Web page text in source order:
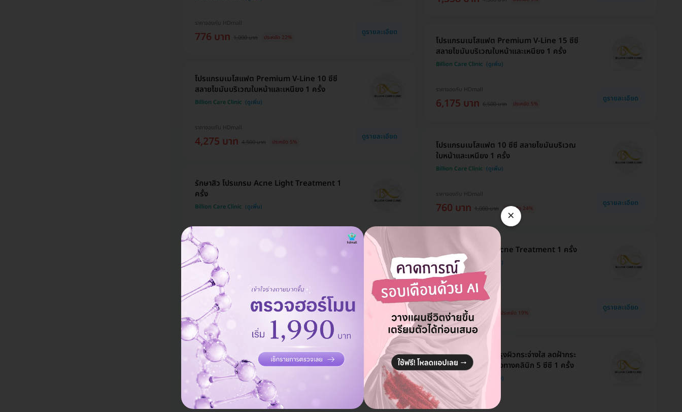
ราคาจองกับ HDmall
776 บาท 1,000 บาท ประหยัด 22%
ดูรายละเอียด
โปรแกรมเมโสแฟต Premium V-Line 10 ซีซี
สลายไขมันบริเวณใบหน้าและเหนียง 1 ครั้ง
Billion Care Clinic
ราคาจองกับ HDmall
4,275 บาท 4,500 บาท ประหยัด 5%
ดูรายละเอียด
รักษาสิว โปรแกรม Acne Light Treatment 1
ครั้ง
Billion Care Clinic
970 บาท ดูรายละเอียด
เลเซอร์ Diode กำจัดขนรักแร้ 1 ครั้ง
Billion Care Clinic
ราคาจองกับ HDmall
776 บาท ประหยัด 22%
ดูรายละเอียด
โปรแกรมเมโสแฟต Premium V-Line 15 ซีซี
สลายไขมันบริเวณใบหน้าและเหนียง 1 ครั้ง
Billion Care Clinic
ราคาจองกับ HDmall
6,175 บาท 6,500 บาท ประหยัด 5%
ดูรายละเอียด
โปรแกรมเมโสแฟต 10 ซีซี สลายไขมันบริเวณ
ใบหน้าและเหนียง 1 ครั้ง
Billion Care Clinic
ราคาจองกับ HDmall
760 บาท 1,000 บาท ประหยัด 24%
ดูรายละเอียด
รักษาสิว โปรแกรม Acne Treatment 1 ครั้ง
Billion Care Clinic
ราคาจองกับ HDmall
485 บาท ประหยัด 19%
ดูรายละเอียด
ถูกที่สุดเมื่อจองกับ HD
Meso White ฉีดบำรุงผิวกระจ่างใส ลดฝ้ากระ
สูตรเข้มข้นเฉพาะของทางคลินิก 5 ซีซี 1 ครั้ง
Billion Care Clinic
×